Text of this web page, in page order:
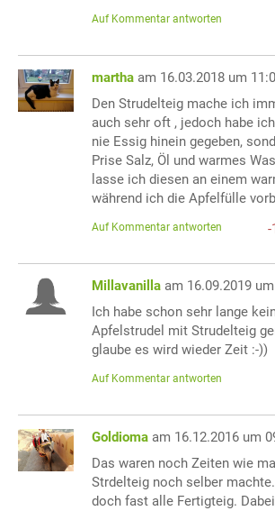
Auf Kommentar antworten
martha am 16.03.2018 um
Den Strudelteig mache ich
auch sehr oft , jedoch habe
nie Essig hinein gegeben,
Prise Salz, Öl und warmes
lasse ich diesen an einem
während ich die Apfelfülle
-
Auf Kommentar antworten
Millavanilla am 16.09.2019
Ich habe schon sehr lange
Apfelstrudel mit Strudelteig
glaube es wird wieder Zeit :-))
Auf Kommentar antworten
Goldioma am 16.12.2016 um
Das waren noch Zeiten wie
Strdelteig noch selber
doch fast alle Fertigteig.